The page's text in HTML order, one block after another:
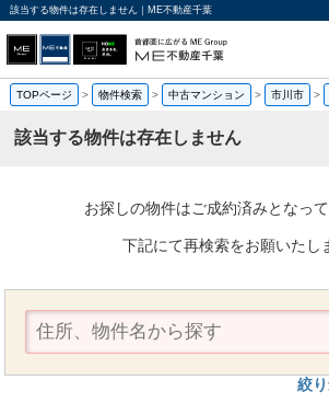
該当する物件は存在しません｜ME不動産千葉
TOPページ > 物件検索 > 中古マンション > 市川市 >
該当する物件は存在しません
お探しの物件はご成約済みとなって
下記にて再検索をお願いたし
絞